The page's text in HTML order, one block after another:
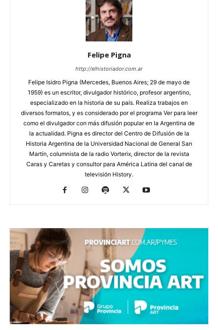
Felipe Pigna
http://elhistoriador.com.ar
Felipe Isidro Pigna (Mercedes, Buenos Aires; 29 de mayo de
1959) es un escritor, divulgador histórico, profesor argentino,
especializado en la historia de su país. Realiza trabajos en
diversos formatos, y es considerado por el programa Ver para leer
como el divulgador con más difusión popular en la Argentina de
la actualidad. Pigna es director del Centro de Difusión de la
Historia Argentina de la Universidad Nacional de General San
Martín, columnista de la radio Vorterix, director de la revista
Caras y Caretas y consultor para América Latina del canal de
televisión History.